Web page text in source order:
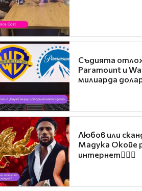
Съдията
Paramount и
милиарда
Любов или
Мадука Окойе
интернет❤️‍🔥🔥